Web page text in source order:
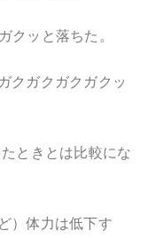
クッと落ちた。
クガクガクガクッ
ときとは比較にな
）体力は低下す